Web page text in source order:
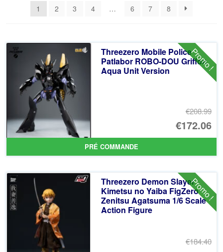
récent
1 2 3 4 … 6 7 8
Promo !
Threezero Mobile Police
Patlabor ROBO-DOU Griffon
Aqua Unit Version
€208.99
Le
€172.06
Le
PRÉ COMMANDE
Promo !
Threezero Demon Slayer
Kimetsu no Yaiba FigZero
Zenitsu Agatsuma 1/6 Scale
Action Figure
€184.40